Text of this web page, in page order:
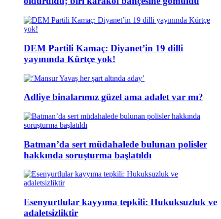
DEM Partili Kamaç: Diyanet’in 19 dilli
yayınında Kürtçe yok!
Adliye binalarımız güzel ama adalet var mı?
Batman’da sert müdahalede bulunan polisler
hakkında soruşturma başlatıldı
Esenyurtlular kayyıma tepkili: Hukuksuzluk ve
adaletsizliktir